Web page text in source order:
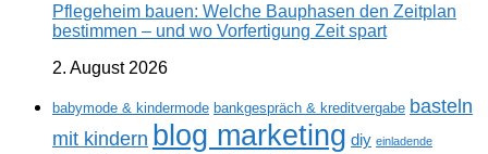
Pflegeheim bauen: Welche Bauphasen den Zeitplan
bestimmen – und wo Vorfertigung Zeit spart
2. August 2026
babymode & kindermode bankgespräch & kreditvergabe basteln
mit kindern blog marketing diy einladende